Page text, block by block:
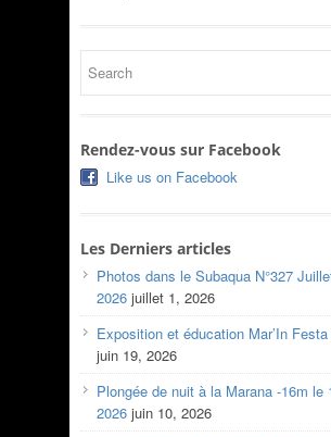
Rendez-vous sur Facebook
Like us on Facebook
Les Derniers articles
Photos dans le Subaqua N°327
2026 juillet 1, 2026
Exposition et éducation Mar’In
juin 19, 2026
Plongée de nuit à la Marana -16m le
2026 juin 10, 2026